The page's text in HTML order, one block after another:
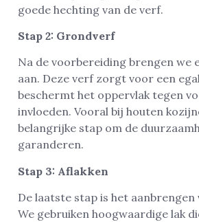
goede hechting van de verf.
Stap 2: Grondverf
Na de voorbereiding brengen we
aan. Deze verf zorgt voor een
beschermt het oppervlak tegen
invloeden. Vooral bij houten
belangrijke stap om de
garanderen.
Stap 3: Aflakken
De laatste stap is het aanbrengen
We gebruiken hoogwaardige lak